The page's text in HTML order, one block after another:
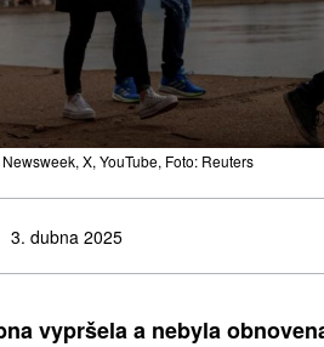
X, YouTube, Foto: Reuters
3. dubna 2025
vypršela a nebyla